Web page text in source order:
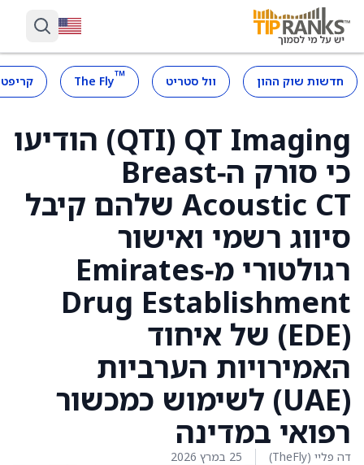
חדשות שוק ההון וול סטריט ™
The Fly
QT Imaging ‏(QTI) הודיעו
כי סורק ה‑Breast
Acoustic CT שלהם קיבל
סיווג רשמי ואישור
רגולטורי מ‑Emirates
Drug Establishment
‏(EDE) של איחוד
האמירויות הערביות
(UAE) לשימוש כמכשור
רפואי במדינה
דה פליי (TheFly) 25 במרץ 2026